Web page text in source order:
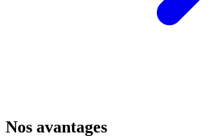
Nos avantages